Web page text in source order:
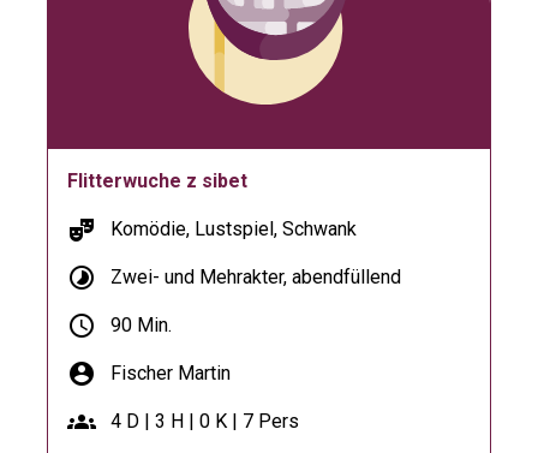
Flitterwuche z sibet
theater_comedy Komödie, Lustspiel, Schwank
timelapse Zwei- und Mehrakter, abendfüllend
schedule 90 Min.
account_circle Fischer Martin
groups 4 D | 3 H | 0 K | 7 Pers